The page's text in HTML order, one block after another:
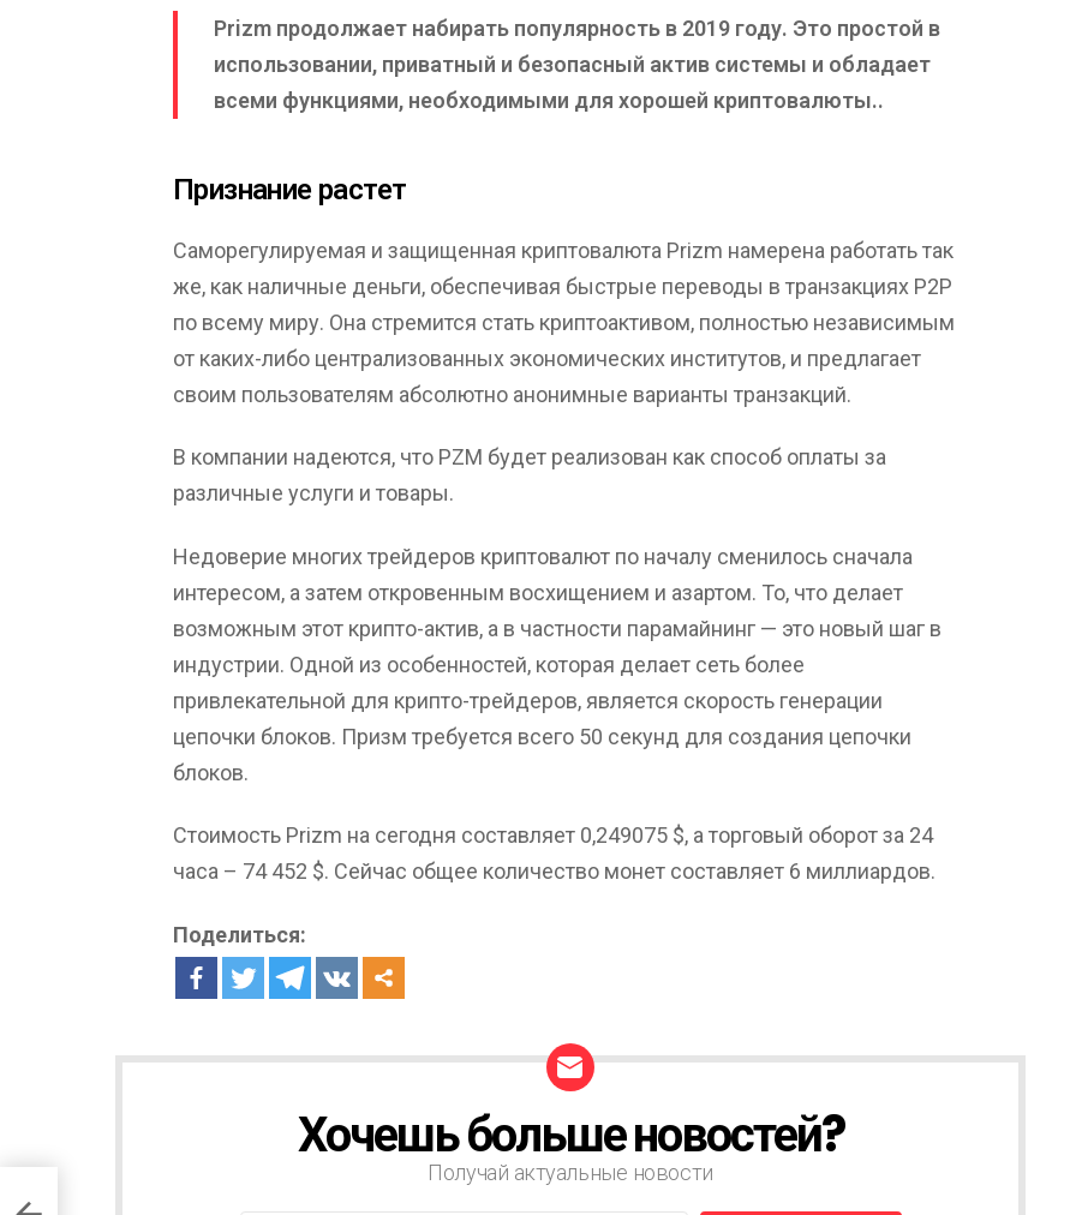
Prizm продолжает набирать популярность в 2019 году. Это простой в
использовании, приватный и безопасный актив системы и обладает
всеми функциями, необходимыми для хорошей криптовалюты..
Признание растет
Саморегулируемая и защищенная криптовалюта Prizm намерена работать так
же, как наличные деньги, обеспечивая быстрые переводы в транзакциях P2P
по всему миру. Она стремится стать криптоактивом, полностью независимым
от каких-либо централизованных экономических институтов, и предлагает
своим пользователям абсолютно анонимные варианты транзакций.
В компании надеются, что PZM будет реализован как способ оплаты за
различные услуги и товары.
Недоверие многих трейдеров криптовалют по началу сменилось сначала
интересом, а затем откровенным восхищением и азартом. То, что делает
возможным этот крипто-актив, а в частности парамайнинг — это новый шаг в
индустрии. Одной из особенностей, которая делает сеть более
привлекательной для крипто-трейдеров, является скорость генерации
цепочки блоков. Призм требуется всего 50 секунд для создания цепочки
блоков.
Стоимость Prizm на сегодня составляет 0,249075 $, а торговый оборот за 24
часа – 74 452 $. Сейчас общее количество монет составляет 6 миллиардов.
Поделиться:
Хочешь больше новостей?
Получай актуальные новости